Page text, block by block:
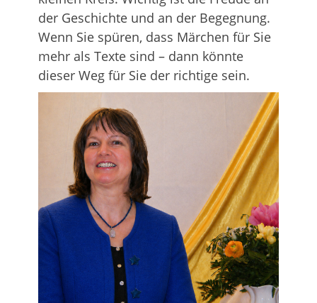
der Geschichte und an der Begegnung.
Wenn Sie spüren, dass Märchen für Sie
mehr als Texte sind – dann könnte
dieser Weg für Sie der richtige sein.